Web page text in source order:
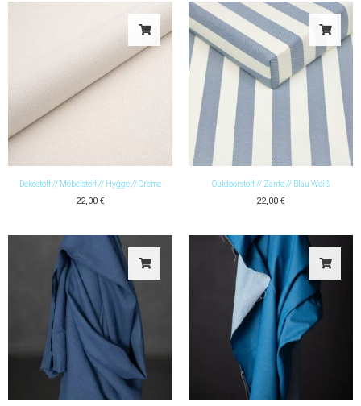
Dekostoff // Möbelstoff // Hygge // Creme
22,00 €
Outdoorstoff // Zante // Blau Weiß
22,00 €